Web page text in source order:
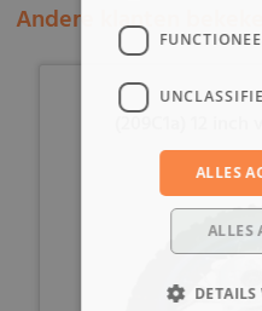
Andere klanten
ALLES
ALLES
DETAILS